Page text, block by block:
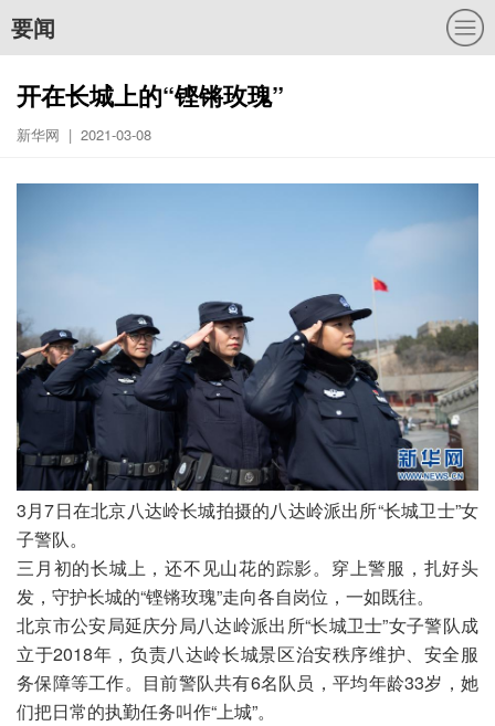
要闻
开在长城上的“铿锵玫瑰”
新华网 | 2021-03-08
3月7日在北京八达岭长城拍摄的八达岭派出所“长城卫士”女
子警队。
三月初的长城上，还不见山花的踪影。穿上警服，扎好头
发，守护长城的“铿锵玫瑰”走向各自岗位，一如既往。
北京市公安局延庆分局八达岭派出所“长城卫士”女子警队成
立于2018年，负责八达岭长城景区治安秩序维护、安全服
务保障等工作。目前警队共有6名队员，平均年龄33岁，她
们把日常的执勤任务叫作“上城”。